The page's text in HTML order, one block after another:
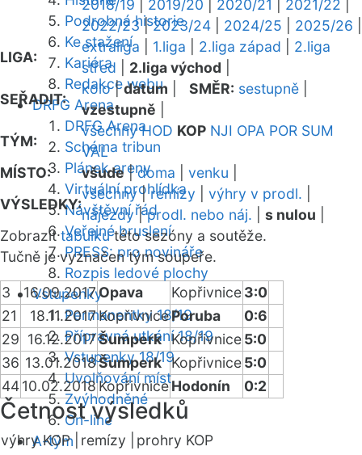
Podrobná historie
Ke stažení
Kariéra
Redakce webu
DRFG Arena
DRFG Arena
Schéma tribun
Plánek areny
Virtuální prohlídka
Návštěvní řád
Veřejné bruslení
PRESS: pro novináře
Rozpis ledové plochy
Vstupenky
Permanentky 18/19
Přípravná utkání 18/19
Vstupenky 18/19
Uvolňování míst
Zvýhodněné
On-line
A-tým
2018/19
2019/20 2020/21 2021/22
2022/23|2023/24 2024/25 2025/26
LIGA:
extraliga 1.liga 2.liga západ
2.liga
střed
2.liga východ
SEŘADIT:
kolo|datum SMĚR: sestupně
vzestupně
TÝM:
všechny HOD KOP NJI OPA POR SUM
VAL
MÍSTO:
všude|doma venku
VÝSLEDKY:
všechny|remízy výhry v prodl.
nájezdy|prodl. nebo náj. s nulou
Zobrazittabulkutéto sezóny a soutěže.
Tučně je vyznačen tým soupeře.
3 16.09.2017Opava Kopřivnice3:0
21
18.11.2017KopřivnicePoruba
0:6
29 16.12.2017Šumperk Kopřivnice5:0
36 13.01.2018Šumperk Kopřivnice5:0
4410.02.2018 KopřivniceHodonín 0:2
Četnost výsledků
výhry KOP | remízy |
prohry KOP